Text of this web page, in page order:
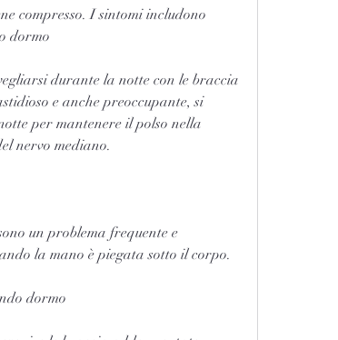
compresso. I sintomi includono
dormo
durante la notte con le braccia
e anche preoccupante, si
per mantenere il polso nella
nervo mediano.
un problema frequente e
la mano è piegata sotto il corpo.
dormo